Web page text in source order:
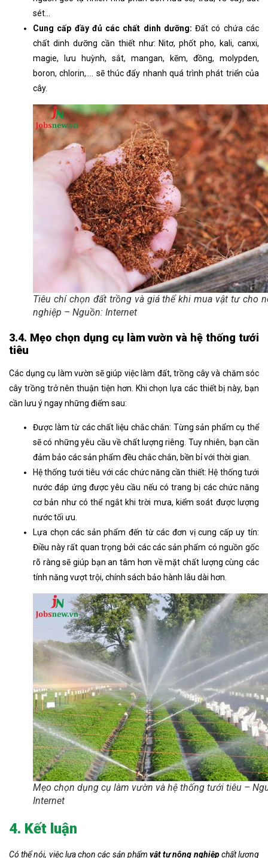
sét…
Cung cấp đầy đủ các chất dinh dưỡng:Đất có chứa các
chất dinh dưỡng cần thiết như: Nitơ, phốt pho, kali, canxi,
magie, lưu huỳnh, sắt, mangan, kẽm, đồng, molypden,
boron, chlorin,…. sẽ thúc đẩy nhanh quá trình phát triển của
cây.
Tiêu chí chọn đất trồng và giá thể khi mua vật tư cho
nghiệp – Nguồn: Internet
3.4. Mẹo chọn dụng cụ làm vườn và hệ thống tưới
tiêu
Các dụng cụ làm vườn sẽ giúp việc làm đất, trồng cây và chăm sóc
cây trồng trở nên thuận tiện hơn. Khi chọn lựa các thiết bị này, bạn
cần lưu ý ngay những điểm sau:
Được làm từ các chất liệu chắc chắn: Từng sản phẩm cụ thể
sẽ có những yêu cầu về chất lượng riêng. Tuy nhiên, bạn cần
đảm bảo các sản phẩm đều chắc chắn, bền bỉ với thời gian.
Hệ thống tưới tiêu với các chức năng cần thiết: Hệ thống tưới
nước đáp ứng được yêu cầu nếu có trang bị các chức năng
cơ bản như có thể ngắt khi trời mưa, kiểm soát được lượng
nước tối ưu.
Lựa chọn các sản phẩm đến từ các đơn vị cung cấp uy tín:
Điều này rất quan trọng bởi các các sản phẩm có nguồn gốc
rõ ràng sẽ giúp bạn an tâm hơn về mặt chất lượng cùng các
tính năng vượt trội, chính sách bảo hành lâu dài hơn.
Mẹo chọn dụng cụ làm vườn và hệ thống tưới tiêu –
Internet
4. Kết luận
Có thể nói, việc lựa chọn các sản phẩm vật tư nông nghiệpchất lượng